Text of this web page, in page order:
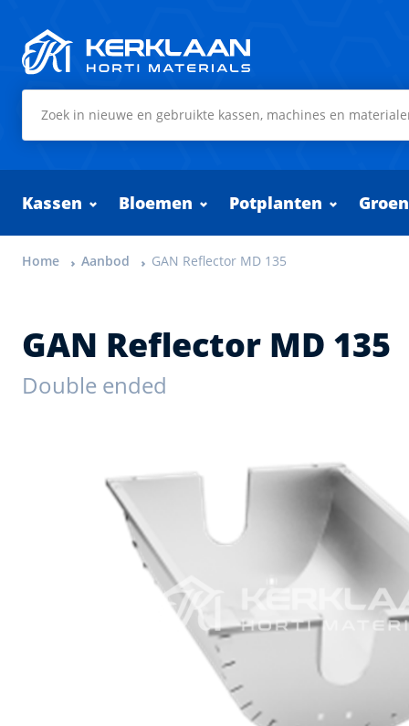
Kassen Bloemen Potplanten
Home Aanbod GAN Reflector MD 135
GAN Reflector MD 135
Double ended